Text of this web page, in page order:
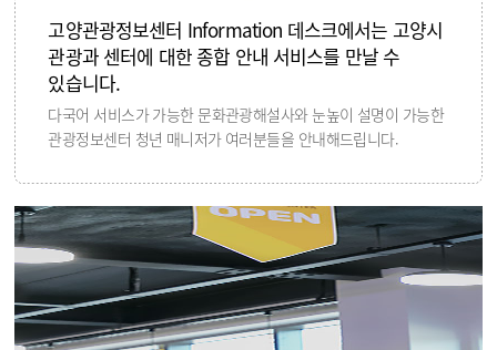
고양관광정보센터 Information 데스크에서는 고양시
관광과 센터에 대한 종합 안내 서비스를 만날 수
있습니다.
다국어 서비스가 가능한 문화관광해설사와 눈높이 설명이 가능한
관광정보센터 청년 매니저가 여러분들을 안내해드립니다.